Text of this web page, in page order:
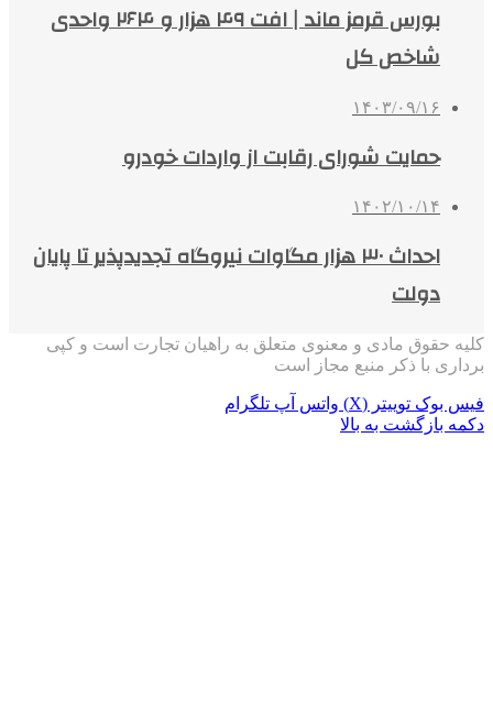
بورس قرمز ماند | افت ۴۹ هزار و ۲۶۴ واحدی
شاخص کل
۱۴۰۳/۰۹/۱۶
حمایت شورای رقابت از واردات خودرو
۱۴۰۲/۱۰/۱۴
احداث ۳۰ هزار مگاوات نیروگاه تجدیدپذیر تا پایان
دولت
کلیه حقوق مادی و معنوی متعلق به راهیان تجارت است و کپی
برداری با ذکر منبع مجاز است
فیس بوک توییتر (X) واتس آپ تلگرام
دکمه بازگشت به بالا